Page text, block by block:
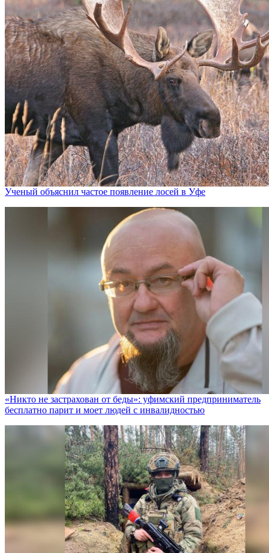
Ученый объяснил частое появление лосей в Уфе
«Никто не заcтрахован от беды»: уфимский предприниматель
бесплатно парит и моет людей с инвалидностью